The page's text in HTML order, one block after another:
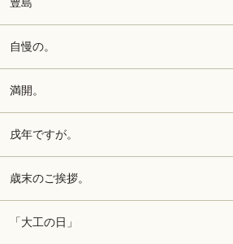
豊島
自慢の。
満開。
戌年ですが。
歳末のご挨拶。
「大工の日」